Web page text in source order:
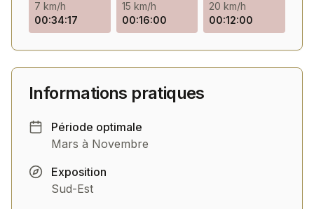
7 km/h
00:34:17
15 km/h
00:16:00
20 km/h
00:12:00
Informations pratiques
Période optimale
Mars à Novembre
Exposition
Sud-Est